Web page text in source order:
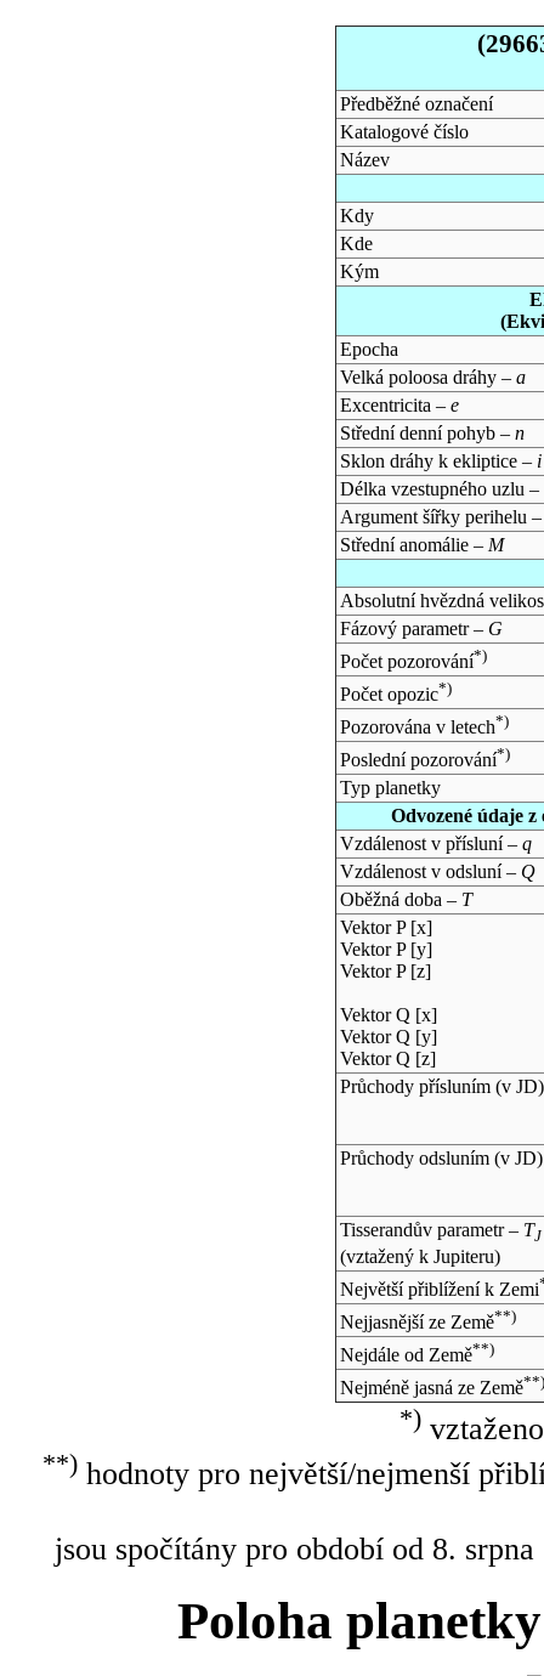
Předběžné označení
Katalogové číslo
Název
Kdy
Kde
Kým
Epocha
Velká poloosa dráhy – a
Excentricita – e
Střední denní pohyb – n
Sklon dráhy k ekliptice – i
Délka vzestupného uzlu –
Argument šířky perihelu
Střední anomálie – M
Absolutní hvězdná
Fázový parametr – G
Počet pozorování*)
Počet opozic*)
Pozorována v letech*)
Poslední pozorování*)
Typ planetky
Odvozené údaje
Vzdálenost v přísluní – q
Vzdálenost v odsluní – Q
Oběžná doba – T
Vektor P [x]
Vektor P [y]
Vektor P [z]
Vektor Q [x]
Vektor Q [y]
Vektor Q [z]
Průchody přísluním (v JD)
Průchody odsluním (v JD)
Tisserandův parametr – TJ
(vztažený k Jupiteru)
Největší přiblížení k Zemi
Nejjasnější ze Země**)
Nejdále od Země**)
Nejméně jasná ze Země**)
*)
**)hodnoty pro největší/nejmenší
jsou spočítány pro období od 8.
Poloha